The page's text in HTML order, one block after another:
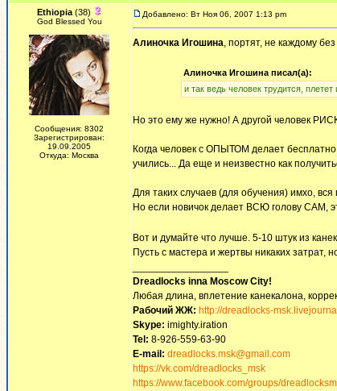
Ethiopia(38)
God Blessed You
Сообщения: 8302
Зарегистрирован:
19.09.2005
Откуда: Москва
Добавлено: Вт Ноя 06, 2007 1:13 pm
Алиночка Игошина, портят, не каждому
Алиночка Игошина писал(а):
и так ведь человек трудится, плетет
Но это ему же нужно! А другой человек
Когда человек с ОПЫТОМ делает
учились... Да еще и неизвестно как
Для таких случаев (для обучения) имхо,
Но если новичок делает ВСЮ голову САМ,
Вот и думайте что лучше. 5-10 штук из
Пусть с мастера и жертвы никаких
Dreadlocks inna Moscow Сity!
Любая длина, вплетение канекалона,
Рабочий ЖЖ: http://dreadlocks-
Skype: imighty.iration
Tel: 8-926-559-63-90
E-mail: dreadlocks.msk@gmail.com
https://vk.com/dreadlocks_msk
https://www.facebook.com/groups/